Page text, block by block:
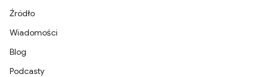
Źródło
Wiadomości
Blog
Podcasty